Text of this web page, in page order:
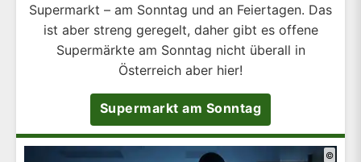
Supermarkt – am Sonntag und an Feiertagen. Das
ist aber streng geregelt, daher gibt es offene
Supermärkte am Sonntag nicht überall in
Österreich aber hier!
Supermarkt am Sonntag
©